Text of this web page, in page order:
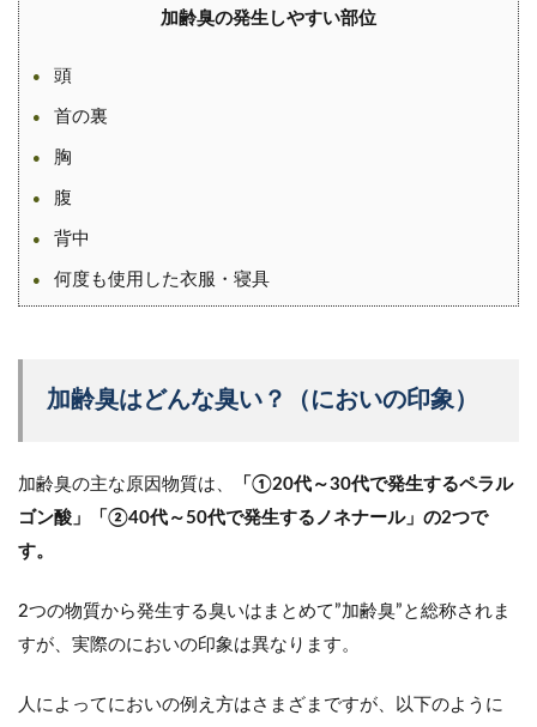
加齢臭の発生しやすい部位
頭
首の裏
胸
腹
背中
何度も使用した衣服・寝具
加齢臭はどんな臭い？（においの印象）
加齢臭の主な原因物質は、
「①20代～30代で発生するペラル
ゴン酸」「②40代～50代で発生するノネナール」の2つで
す。
2つの物質から発生する臭いはまとめて”加齢臭”と総称されま
すが、実際のにおいの印象は異なります。
人によってにおいの例え方はさまざまですが、以下のように